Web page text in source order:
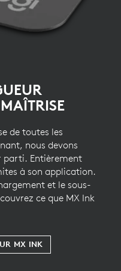
de toutes les
nous devons
parti. Entièrement
à son application.
et le sous-
ce que MX Ink
MX INK